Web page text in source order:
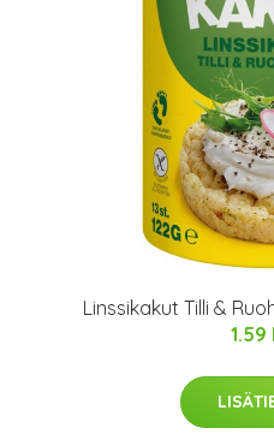
Linssikakut Tilli &
1.59